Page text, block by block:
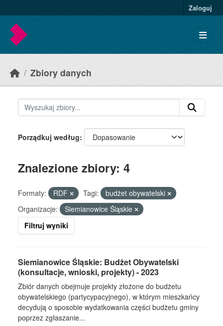
Zaloguj
Zbiory danych
Porządkuj według
Znalezione zbiory: 4
Formaty: RDF Tagi:
budżet obywatelski
Organizacje:
Siemianowice Śląskie
Filtruj wyniki
Siemianowice Śląskie: Budżet Obywatelski
(konsultacje, wnioski, projekty) - 2023
Zbiór danych obejmuje projekty złożone do budżetu
obywatelskiego (partycypacyjnego), w którym mieszkańcy
decydują o sposobie wydatkowania części budżetu gminy
poprzez zgłaszanie...